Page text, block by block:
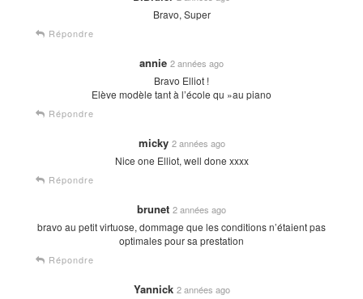
Bravo, Super
Répondre
annie 2 années ago
Bravo Elliot !
Elève modèle tant à l’école qu »au piano
Répondre
micky 2 années ago
Nice one Elliot, well done xxxx
Répondre
brunet 2 années ago
bravo au petit virtuose, dommage que les conditions n’étaient pas
optimales pour sa prestation
Répondre
Yannick 2 années ago